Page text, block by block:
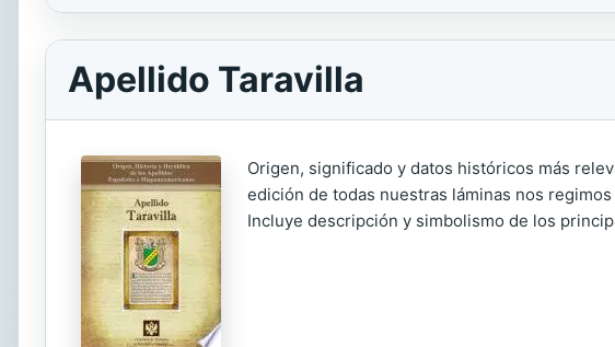
Apellido Taravilla
Origen, significado y datos históricos más
edición de todas nuestras láminas nos
Incluye descripción y simbolismo de los